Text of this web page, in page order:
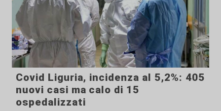
Covid Liguria, incidenza al 5,2%: 405
nuovi casi ma calo di 15
ospedalizzati